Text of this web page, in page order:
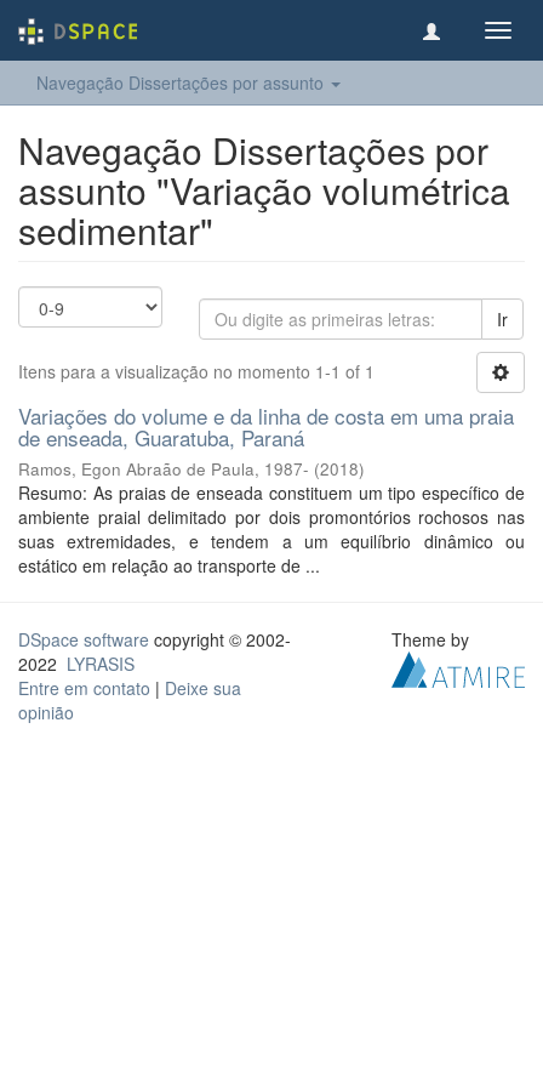
Navegação Dissertações por assunto
Navegação Dissertações por
assunto "Variação volumétrica
sedimentar"
Ir
Itens para a visualização no momento 1-1 of 1
Variações do volume e da linha de costa em uma praia
de enseada, Guaratuba, Paraná
Ramos, Egon Abraão de Paula, 1987- (2018)
Resumo: As praias de enseada constituem um tipo específico de
ambiente praial delimitado por dois promontórios rochosos nas
suas extremidades, e tendem a um equilíbrio dinâmico ou
estático em relação ao transporte de ...
DSpace software copyright © 2002-
2022 LYRASIS
Entre em contato | Deixe sua
opinião
Theme by